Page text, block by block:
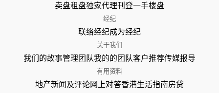
卖盘租盘独家代理刊登一手楼盘
经纪
联络经纪成为经纪
关于我们
我们的故事管理团队我的的团队客户推荐传媒报导
有用资料
地产新闻及评论网上对答香港生活指南房贷